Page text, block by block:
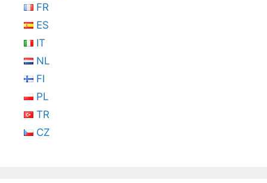
FR
ES
IT
NL
FI
PL
TR
CZ